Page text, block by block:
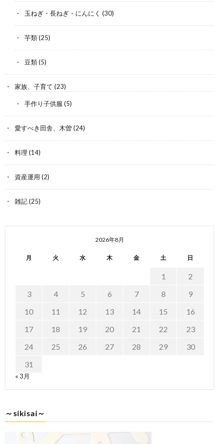
玉ねぎ・長ねぎ・にんにく (30)
芋類(25)
豆類(5)
家族、子育て (23)
手作り子供服 (5)
愛すべき田舎、木曽(24)
料理 (14)
資産運用 (2)
雑記(25)
2026年8月
月 火 水 木 金 土 日
1
2
3
4 5 6 7 8
9
10
11 12 13 14 15
16
17
18 19 20 21 22
23
24
25 26 27 28 29
30
31
« 3月
～sikisai～